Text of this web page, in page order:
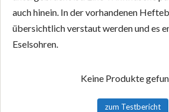
auch hinein. In der vorhandenen
übersichtlich verstaut werden und es
Eselsohren.
Keine Produkte
zum Testbericht